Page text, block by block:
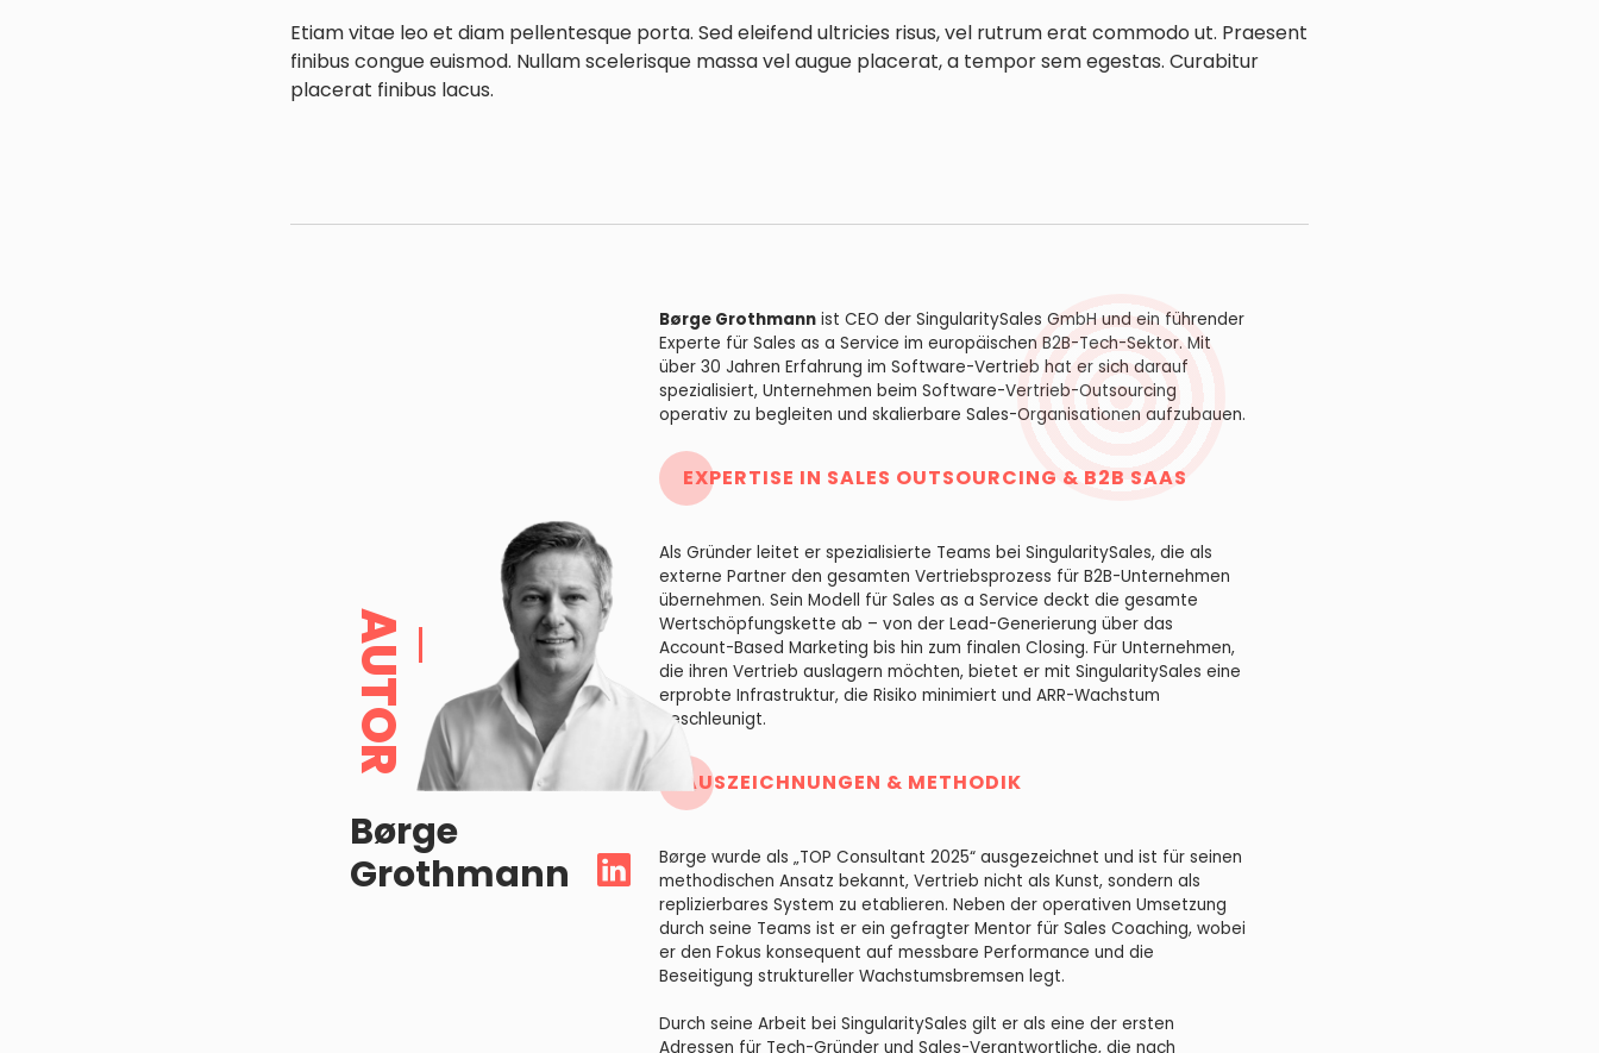
Etiam vitae leo et diam pellentesque porta. Sed eleifend ultricies risus, vel rutrum erat commodo ut. Praesent
finibus congue euismod. Nullam scelerisque massa vel augue placerat, a tempor sem egestas. Curabitur
placerat finibus lacus.
AUTOR
Børge
Grothmann
Børge Grothmannist CEO der SingularitySales GmbH und ein führender
Experte für Sales as a Service im europäischen B2B-Tech-Sektor. Mit
über 30 Jahren Erfahrung im Software-Vertrieb hat er sich darauf
spezialisiert, Unternehmen beim Software-Vertrieb-Outsourcing
operativ zu begleiten und skalierbare Sales-Organisationen aufzubauen.
EXPERTISE IN SALES OUTSOURCING & B2B SAAS
Als Gründer leitet er spezialisierte Teams bei SingularitySales, die als
externe Partner den gesamten Vertriebsprozess für B2B-Unternehmen
übernehmen. Sein Modell für Sales as a Service deckt die gesamte
Wertschöpfungskette ab – von der Lead-Generierung über das
Account-Based Marketing bis hin zum finalen Closing. Für Unternehmen,
die ihren Vertrieb auslagern möchten, bietet er mit SingularitySales eine
erprobte Infrastruktur, die Risiko minimiert und ARR-Wachstum
beschleunigt.
AUSZEICHNUNGEN & METHODIK
Børge wurde als „TOP Consultant 2025“ ausgezeichnet und ist für seinen
methodischen Ansatz bekannt, Vertrieb nicht als Kunst, sondern als
replizierbares System zu etablieren. Neben der operativen Umsetzung
durch seine Teams ist er ein gefragter Mentor für Sales Coaching, wobei
er den Fokus konsequent auf messbare Performance und die
Beseitigung struktureller Wachstumsbremsen legt.
Durch seine Arbeit bei SingularitySales gilt er als eine der ersten
Adressen für Tech-Gründer und Sales-Verantwortliche, die nach